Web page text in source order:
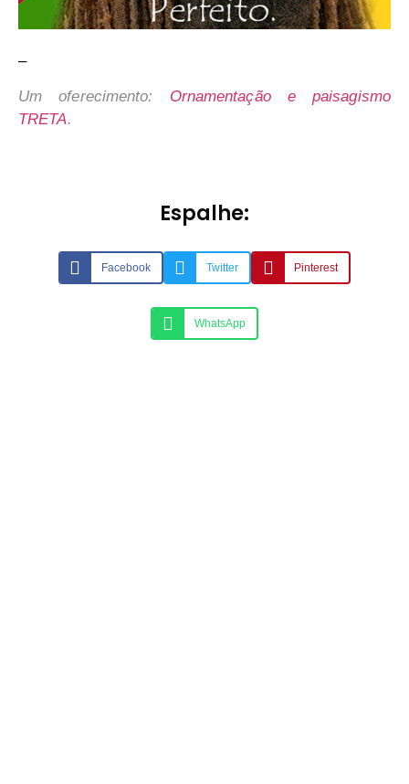
–
Um oferecimento: Ornamentação e paisagismo
TRETA.
Espalhe:
Facebook Twitter Pinterest
WhatsApp